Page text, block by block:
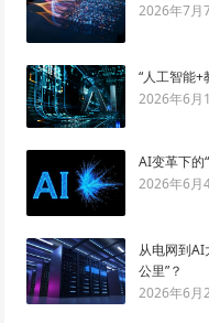
2026年7月
“人工智能
2026年6月
AI变革下的
2026年6月
从电网到AI
公里”？
2026年6月